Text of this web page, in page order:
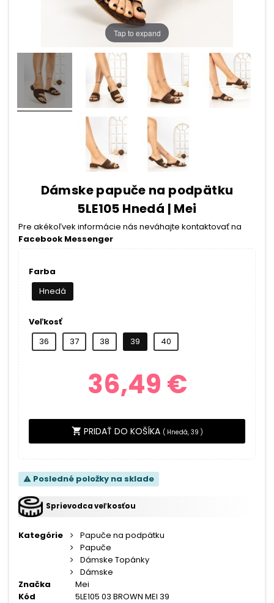
Tap to expand
Dámske papuče na podpätku
5LE105 Hnedá | Mei
Pre akékoľvek informácie nás neváhajte kontaktovať na
Facebook Messenger
Farba
Hnedá
Veľkosť
36
37 38 39 40
36,49 €
shopping_cart PRIDAŤ DO KOŠÍKA ( Hnedá, 39 )
warning Posledné položky na sklade
Sprievodca veľkosťou
Kategórie
Papuče na podpätku
Papuče
Dámske Topánky
Dámske
Značka
Mei
Kód
5LE105 03 BROWN MEI 39